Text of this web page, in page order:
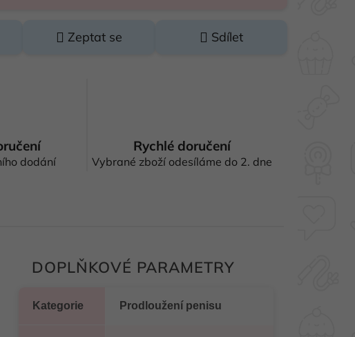
Zeptat se Sdílet
dodání
Rychlé doručení
Vybrané zboží odesíláme do 2. dne
DOPLŇKOVÉ PARAMETRY
Kategorie Prodloužení penisu